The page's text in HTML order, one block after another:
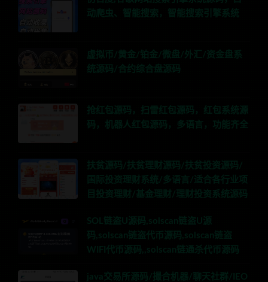
动爬虫、智能搜索，智能搜索引擎系统
虚拟币/黄金/铂金/微盘/外汇/资金盘系
统源码/合约综合盘源码
抢红包源码，扫雷红包源码，红包系统源
码，机器人红包源码，多语言，功能齐全
扶贫源码/扶贫理财源码/扶贫投资源码/
国际投资理财系统/多语言/适合各行业项
目投资理财/基金理财/理财投资系统源码
SOL链盗U源码,solscan链盗U源
码,solscan链盗代币源码,solscan链盗
WIFI代币源码,,solscan链通杀代币源码
java交易所源码/撮合机器/聊天社群/IEO